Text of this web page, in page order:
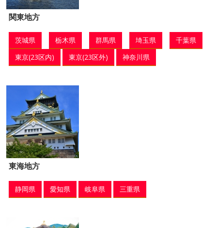
関東地方
茨城県 栃木県 群馬県 埼玉県
千葉県
東京(23区内)
東京(23区外) 神奈川県
東海地方
静岡県 愛知県 岐阜県 三重県